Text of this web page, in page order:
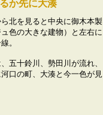
か先に大湊
を見ると中央に御木本製
色の大きな建物）と左右に
。
十鈴川、勢田川が流れ、
口の町、大湊と今一色が見